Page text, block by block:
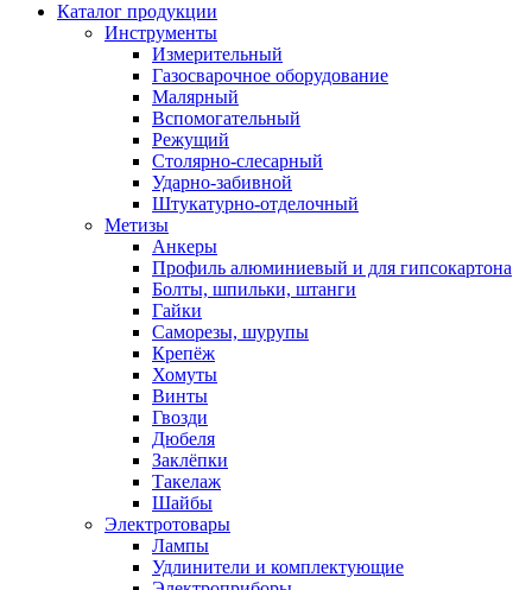
Каталог продукции
Инструменты
Измерительный
Газосварочное оборудование
Малярный
Вспомогательный
Режущий
Столярно-слесарный
Ударно-забивной
Штукатурно-отделочный
Метизы
Анкеры
Профиль алюминиевый и для гипсокартона
Болты, шпильки, штанги
Гайки
Саморезы, шурупы
Крепёж
Хомуты
Винты
Гвозди
Дюбеля
Заклёпки
Такелаж
Шайбы
Электротовары
Лампы
Удлинители и комплектующие